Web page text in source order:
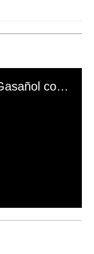
El mal momento de Yanina Gasañol con un hincha argentino en "Subrayado"